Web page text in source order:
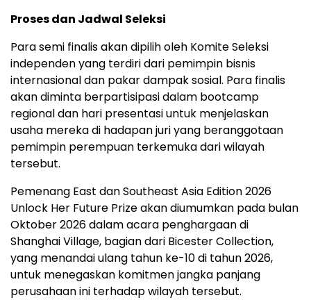
Proses dan Jadwal Seleksi
Para semi finalis akan dipilih oleh Komite Seleksi
independen yang terdiri dari pemimpin bisnis
internasional dan pakar dampak sosial. Para finalis
akan diminta berpartisipasi dalam bootcamp
regional dan hari presentasi untuk menjelaskan
usaha mereka di hadapan juri yang beranggotaan
pemimpin perempuan terkemuka dari wilayah
tersebut.
Pemenang East dan Southeast Asia Edition 2026
Unlock Her Future Prize akan diumumkan pada bulan
Oktober 2026 dalam acara penghargaan di
Shanghai Village, bagian dari Bicester Collection,
yang menandai ulang tahun ke-10 di tahun 2026,
untuk menegaskan komitmen jangka panjang
perusahaan ini terhadap wilayah tersebut.